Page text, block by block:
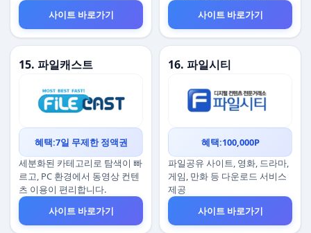
사이트 바로가기
사이트 바로가기
15. 파일캐스트
혜택:7일 무제한 정액권
세분화된 카테고리로 탐색이 빠
르고, PC 환경에서 동영상 컨텐
츠 이용이 편리합니다.
사이트 바로가기
16. 파일시티
혜택:100,000P
파일공유 사이트, 영화, 드라마,
게임, 만화 등 다운로드 서비스
제공
사이트 바로가기